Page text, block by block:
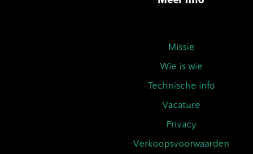
Missie
Wie is wie
Technische info
Vacature
Privacy
Verkoopsvoorwaarden